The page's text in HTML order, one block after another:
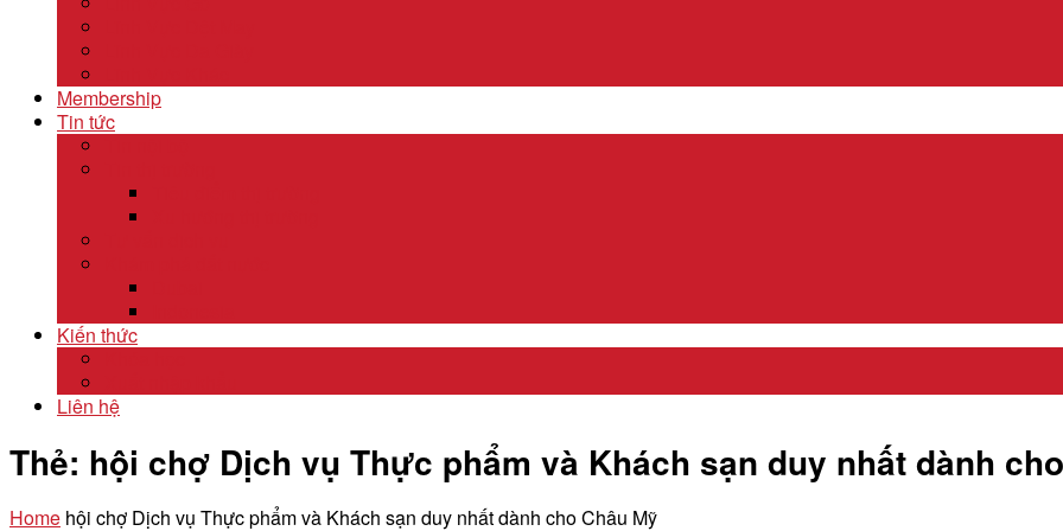
Membership
Tin tức
Kiến thức
Liên hệ
Thẻ: hội chợ Dịch vụ Thực phẩm và Khách sạn duy nhất dành
Home hội chợ Dịch vụ Thực phẩm và Khách sạn duy nhất dành cho Châu Mỹ